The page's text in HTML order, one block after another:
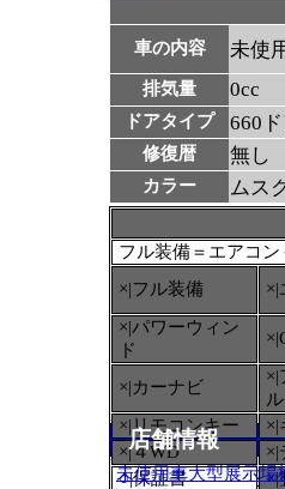
車の内容
未使
排気量 0cc
ドアタイプ 660
修復暦 無し
カラー ムス
フル装備＝エアコ
×|フル装備
×|
×|パワーウィン
ド
×|カーナビ
×|
ル
×|リモコンキー
×|
×|４WD
×|
○|保証書 ×|
店舗情報
未使用車大型展示場